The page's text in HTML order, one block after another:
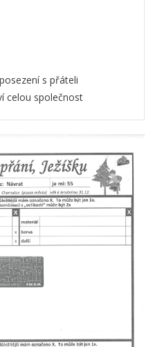
s přáteli
celou společnost